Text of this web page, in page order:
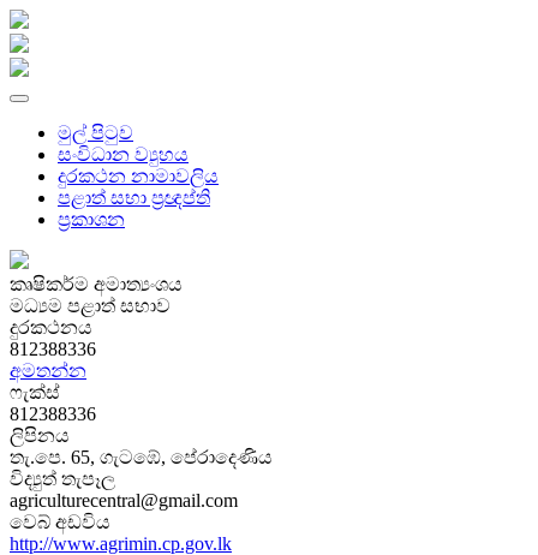
මුල් පිටුව
සංවිධාන ව්‍යුහය
දුරකථන නාමාවලිය
පළාත් සභා ප්‍රඥප්ති
ප්‍රකාශන
කෘෂිකර්ම අමාත්‍යංශය
මධ්‍යම පළාත් සභාව
දුරකථනය
812388336
අමතන්න
ෆැක්ස්
812388336
ලිපිනය
තැ.පෙ. 65, ගැ‌ටඹේ, පේරාදෙණිය
විද්‍යුත් තැපෑල
agriculturecentral@gmail.com
වෙබ් අඩවිය
http://www.agrimin.cp.gov.lk